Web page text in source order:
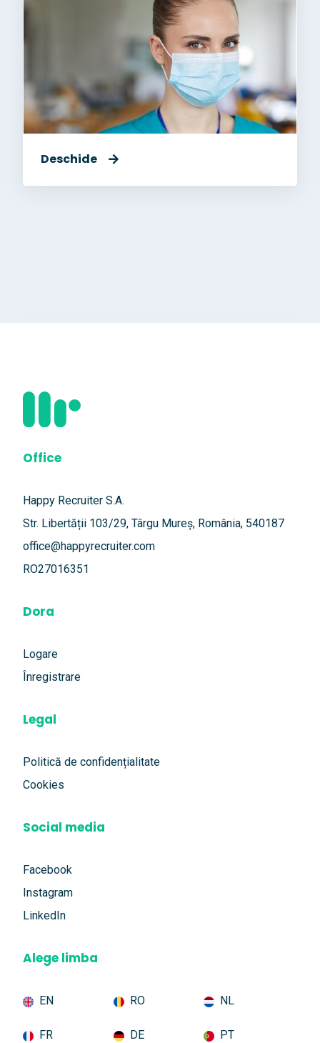
Deschide
Office
Happy Recruiter S.A.
Str. Libertății 103/29, Târgu Mureș, România, 540187
office@happyrecruiter.com
RO27016351
Dora
Logare
Înregistrare
Legal
Politică de confidențialitate
Cookies
Social media
Facebook
Instagram
LinkedIn
Alege limba
EN RO NL
FR DE PT